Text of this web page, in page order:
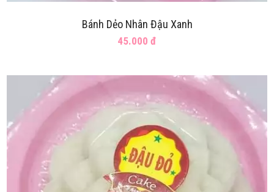
Bánh Dẻo Nhân Đậu Xanh
45.000 đ